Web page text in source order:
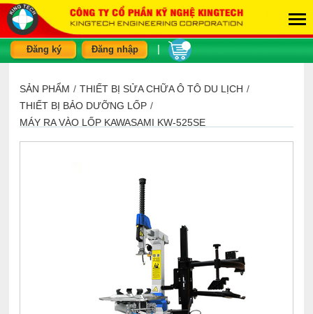
Đăng ký Đăng nhập
SẢN PHẨM / THIẾT BỊ SỬA CHỮA Ô TÔ DU LỊCH /
THIẾT BỊ BẢO DƯỠNG LỐP /
MÁY RA VÀO LỐP KAWASAMI KW-525SE